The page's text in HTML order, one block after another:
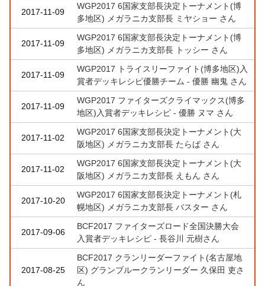
2017-11-09
WGP2017 6国家支部長決定トーナメント(博
多地区) メガラニカ支部長 ミヤショー さん
2017-11-09
WGP2017 6国家支部長決定トーナメント(博
多地区) メガラニカ支部長 トッシー さん
2017-11-09
WGP2017 トライスリーファイト(博多地区)入
賞者デッキレシピ優勝チーム - 優勝 幽鬼 さん
2017-11-09
WGP2017 ファイターズクライマックス(博多
地区)入賞者デッキレシピ - 優勝 ヌマ さん
2017-11-02
WGP2017 6国家支部長決定トーナメント(大
阪地区) メガラニカ支部長 たらば さん
2017-11-02
WGP2017 6国家支部長決定トーナメント(大
阪地区) メガラニカ支部長 えもん さん
2017-10-20
WGP2017 6国家支部長決定トーナメント(札
幌地区) メガラニカ支部長 バスター さん
2017-09-06
BCF2017 ファイターズロード全国決勝大会
入賞者デッキレシピ - 長谷川 元樹さん
2017-08-25
BCF2017 クランリーダーファイト(名古屋地
区) グランブルークランリーダー 久保田 吏さ
ん